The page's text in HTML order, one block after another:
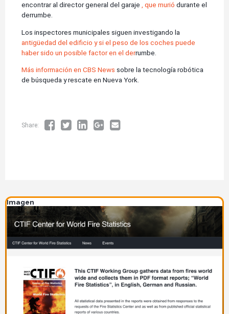
Imagen
encontrar al director general del garaje , que murió durante el
derrumbe.
Los inspectores municipales siguen investigando la
antigüedad del edificio y si el peso de los coches puede
haber sido un posible factor en el derrumbe.
Más información en CBS News sobre la tecnología robótica
de búsqueda y rescate en Nueva York.
Share: